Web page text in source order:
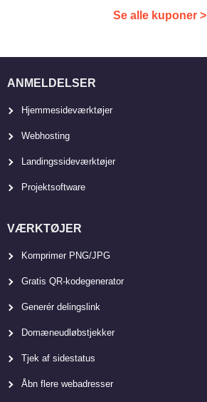
Se alle kuponer >
ANMELDELSER
Hjemmesideværktøjer
Webhosting
Landingssideværktøjer
Projektsoftware
VÆRKTØJER
Komprimer PNG/JPG
Gratis QR-kodegenerator
Generér delingslink
Domæneudløbstjekker
Tjek af sidestatus
Åbn flere webadresser